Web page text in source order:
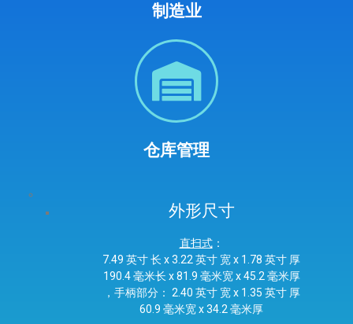
制造业
仓库管理
外形尺寸
直扫式：
7.49 英寸 长 x 3.22 英寸 宽 x 1.78 英寸 厚
190.4 毫米长 x 81.9 毫米宽 x 45.2 毫米厚
，手柄部分： 2.40 英寸 宽 x 1.35 英寸 厚
60.9 毫米宽 x 34.2 毫米厚